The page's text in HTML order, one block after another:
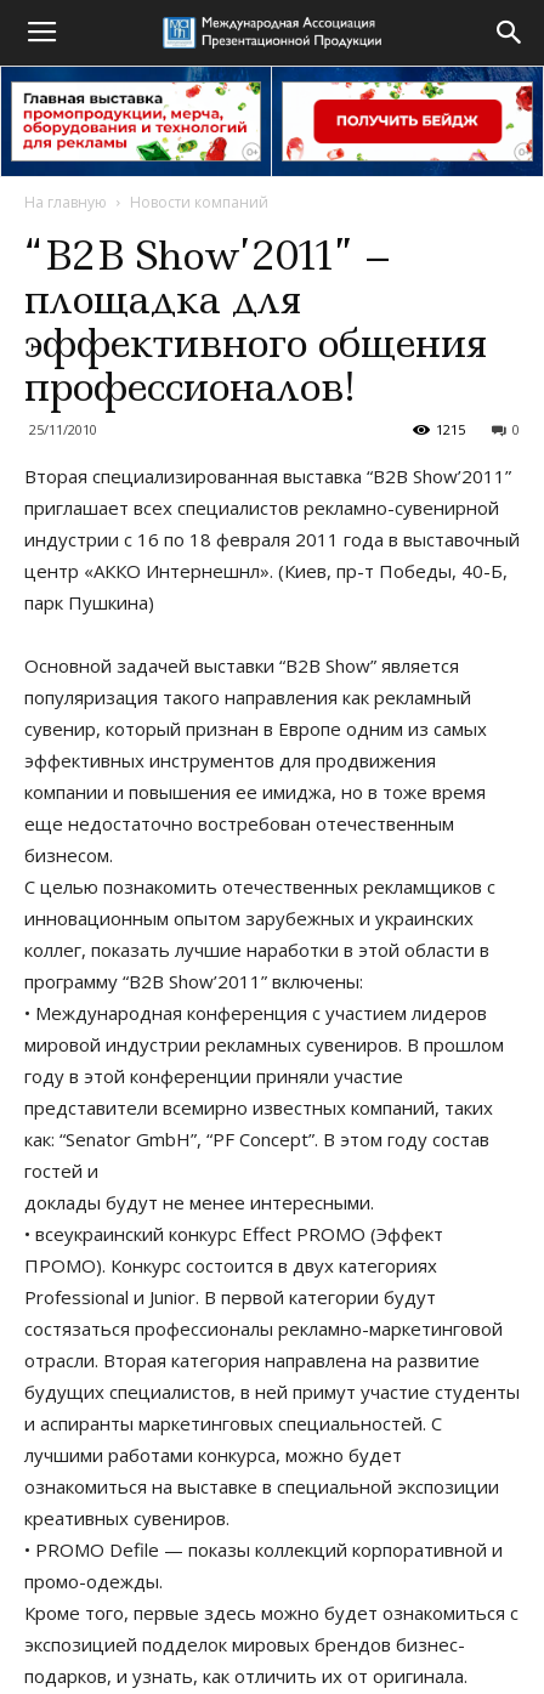
На главную Новости компаний
“B2B Show’2011” –
площадка для
эффективного общения
профессионалов!
25/11/2010 0
1215
Вторая специализированная выставка “B2B Show’2011”
приглашает всех специалистов рекламно-сувенирной
индустрии с 16 по 18 февраля 2011 года в выставочный
центр «АККО Интернешнл». (Киев, пр-т Победы, 40-Б,
парк Пушкина)
Основной задачей выставки “B2B Show” является
популяризация такого направления как рекламный
сувенир, который признан в Европе одним из самых
эффективных инструментов для продвижения
компании и повышения ее имиджа, но в тоже время
еще недостаточно востребован отечественным
бизнесом.
С целью познакомить отечественных рекламщиков с
инновационным опытом зарубежных и украинских
коллег, показать лучшие наработки в этой области в
программу “B2B Show’2011” включены:
• Международная конференция с участием лидеров
мировой индустрии рекламных сувениров. В прошлом
году в этой конференции приняли участие
представители всемирно известных компаний, таких
как: “Senator GmbH”, “PF Concept”. В этом году состав
гостей и
доклады будут не менее интересными.
• всеукраинский конкурс Effect PROMO (Эффект
ПРОМО). Конкурс состоится в двух категориях
Professional и Junior. В первой категории будут
состязаться профессионалы рекламно-маркетинговой
отрасли. Вторая категория направлена на развитие
будущих специалистов, в ней примут участие студенты
и аспиранты маркетинговых специальностей. С
лучшими работами конкурса, можно будет
ознакомиться на выставке в специальной экспозиции
креативных сувениров.
• PROMO Defile — показы коллекций корпоративной и
промо-одежды.
Кроме того, первые здесь можно будет ознакомиться с
экспозицией подделок мировых брендов бизнес-
подарков, и узнать, как отличить их от оригинала.